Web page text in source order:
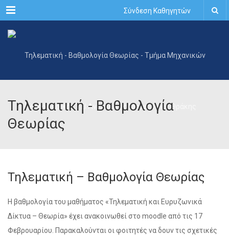
Menu Σύνδεση Καθηγητών
Τηλεματική - Βαθμολογία
Θεωρίας
Τηλεματική – Βαθμολογία Θεωρίας
Η βαθμολογία του μαθήματος «Τηλεματική και Ευρυζωνικά
Δίκτυα – Θεωρία» έχει ανακοινωθεί στο moodle από τις 17
Φεβρουαρίου. Παρακαλούνται οι φοιτητές να δουν τις σχετικές